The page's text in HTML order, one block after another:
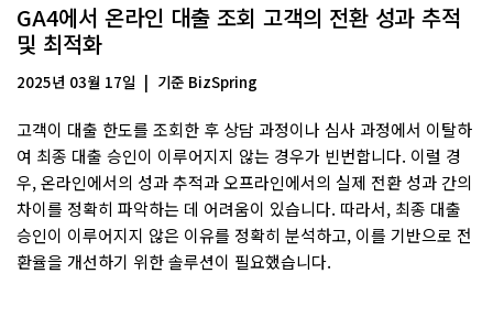
GA4에서 온라인 대출 조회 고객의 전환 성과 추적
및 최적화
2025년 03월 17일 기준 BizSpring
고객이 대출 한도를 조회한 후 상담 과정이나 심사 과정에서 이탈하
여 최종 대출 승인이 이루어지지 않는 경우가 빈번합니다. 이럴 경
우, 온라인에서의 성과 추적과 오프라인에서의 실제 전환 성과 간의
차이를 정확히 파악하는 데 어려움이 있습니다. 따라서, 최종 대출
승인이 이루어지지 않은 이유를 정확히 분석하고, 이를 기반으로 전
환율을 개선하기 위한 솔루션이 필요했습니다.